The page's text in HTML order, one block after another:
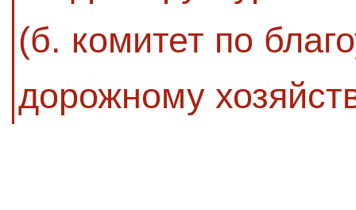
(б. комитет по
дорожному